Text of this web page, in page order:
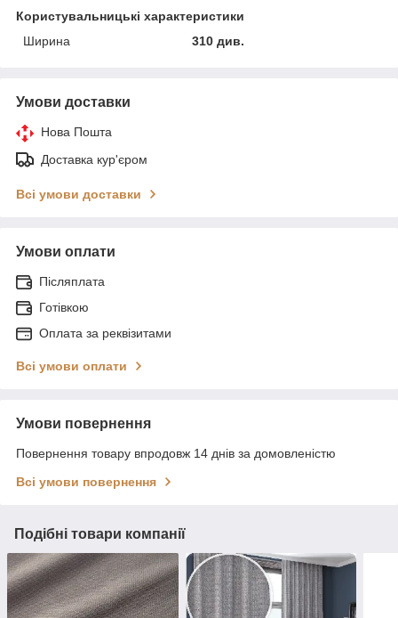
Користувальницькі характеристики
Ширина
310 див.
Умови доставки
Нова Пошта
Доставка кур'єром
Всі умови доставки
Умови оплати
Післяплата
Готівкою
Оплата за реквізитами
Всі умови оплати
Умови повернення
Повернення товару впродовж 14 днів за домовленістю
Всі умови повернення
Подібні товари компанії